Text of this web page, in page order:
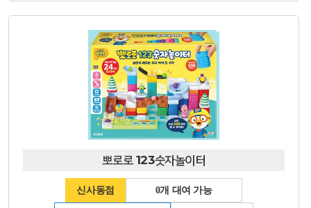
뽀로로 123숫자놀이터
신사동점 0개 대여 가능